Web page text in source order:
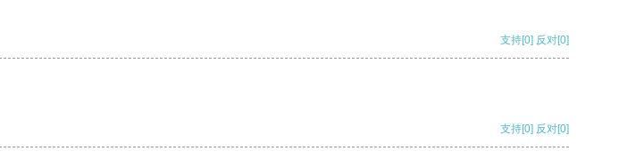
支持[0] 反对[0]
支持[0] 反对[0]